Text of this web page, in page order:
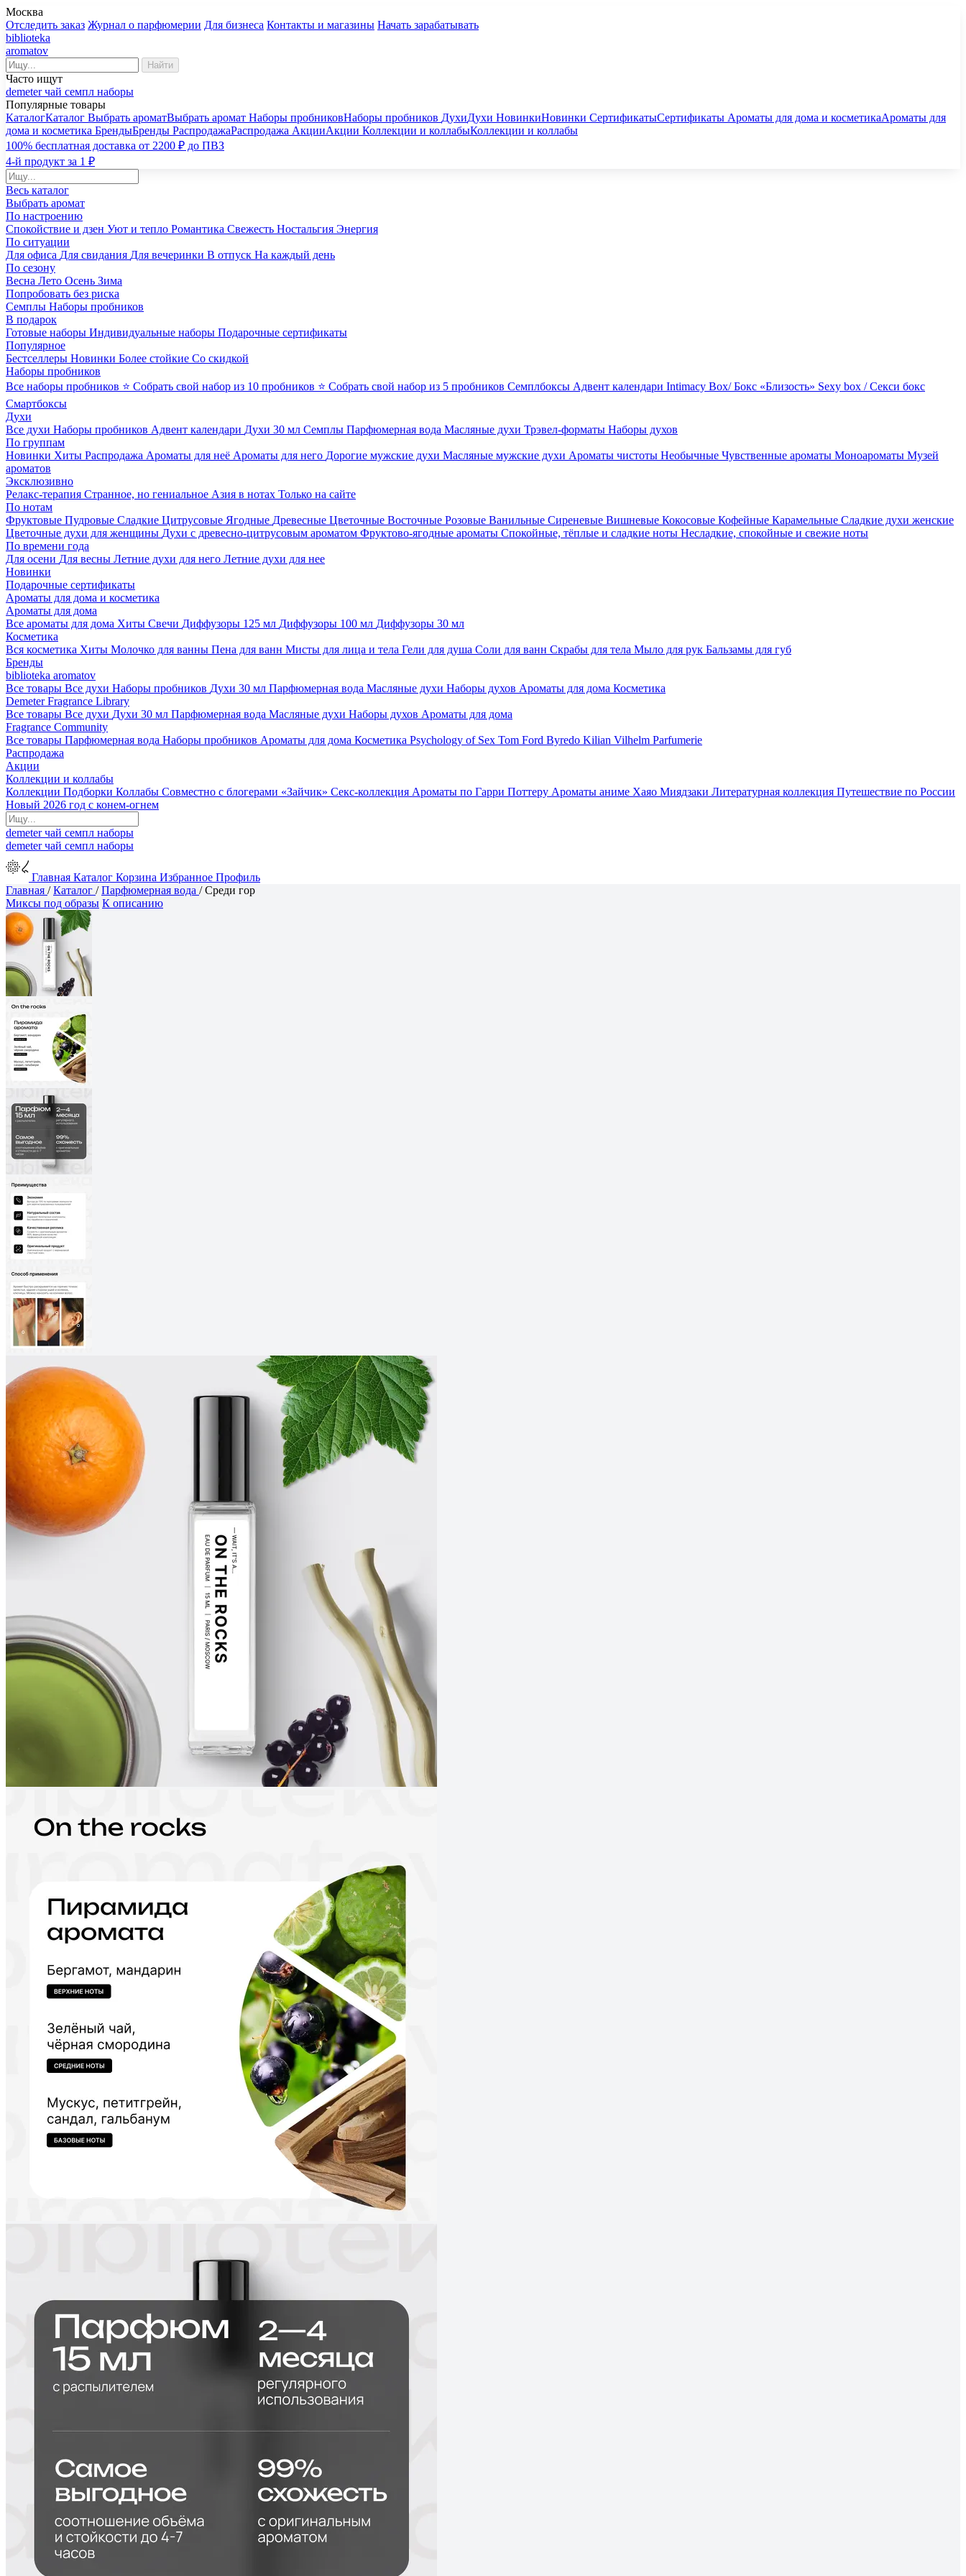
Москва
Отследить заказ Журнал о парфюмерии Для бизнеса Контакты и магазины Начать зарабатывать
biblioteka
aromatov
Найти
Часто ищут
demeterчай семпл наборы
Популярные товары
КаталогКаталог Выбрать ароматВыбрать аромат Наборы пробниковНаборы пробников ДухиДухи НовинкиНовинки СертификатыСертификаты Ароматы для дома и косметикаАроматы для
дома и косметика БрендыБренды РаспродажаРаспродажа АкцииАкции Коллекции и коллабыКоллекции и коллабы
100% бесплатная доставка от 2200 ₽ до ПВЗ
4-й продукт за 1 ₽
Весь каталог
Выбрать аромат
По настроению
Спокойствие и дзен Уют и тепло Романтика Свежесть Ностальгия Энергия
По ситуации
Для офиса Для свидания Для вечеринки В отпуск На каждый день
По сезону
Весна Лето Осень Зима
Попробовать без риска
Семплы Наборы пробников
В подарок
Готовые наборы Индивидуальные наборы Подарочные сертификаты
Популярное
Бестселлеры Новинки Более стойкие Со скидкой
Наборы пробников
Все наборы пробников ⭐ Собрать свой набор из 10 пробников ⭐ Собрать свой набор из 5 пробников Семплбоксы Адвент календари Intimacy Box/ Бокс «Близость» Sexy box / Секси бокс
Смартбоксы
Духи
Все духи Наборы пробников Адвент календари Духи 30 мл Семплы Парфюмерная вода Масляные духи Трэвел-форматы Наборы духов
По группам
Новинки Хиты Распродажа Ароматы для неё Ароматы для него Дорогие мужские духи Масляные мужские духи Ароматы чистоты Необычные Чувственные ароматы Моноароматы Музей
ароматов
Эксклюзивно
Релакс-терапия Странное, но гениальное Азия в нотах Только на сайте
По нотам
Фруктовые Пудровые Сладкие Цитрусовые Ягодные Древесные Цветочные Восточные Розовые Ванильные Сиреневые Вишневые Кокосовые Кофейные Карамельные Сладкие духи женские
Цветочные духи для женщины Духи с древесно-цитрусовым ароматом Фруктово-ягодные ароматы Спокойные, тёплые и сладкие ноты Несладкие, спокойные и свежие ноты
По времени года
Для осени Для весны Летние духи для него Летние духи для нее
Новинки
Подарочные сертификаты
Ароматы для дома и косметика
Ароматы для дома
Все ароматы для дома Хиты Свечи Диффузоры 125 мл Диффузоры 100 мл Диффузоры 30 мл
Косметика
Вся косметика Хиты Молочко для ванны Пена для ванн Мисты для лица и тела Гели для душа Соли для ванн Скрабы для тела Мыло для рук Бальзамы для губ
Бренды
biblioteka aromatov
Все товары Все духи Наборы пробников Духи 30 мл Парфюмерная вода Масляные духи Наборы духов Ароматы для дома Косметика
Demeter Fragrance Library
Все товары Все духи Духи 30 мл Парфюмерная вода Масляные духи Наборы духов Ароматы для дома
Fragrance Community
Все товары Парфюмерная вода Наборы пробников Ароматы для дома Косметика Psychology of Sex Tom Ford Byredo Kilian Vilhelm Parfumerie
Распродажа
Акции
Коллекции и коллабы
Коллекции Подборки Коллабы Совместно с блогерами «Зайчик» Секс-коллекция Ароматы по Гарри Поттеру Ароматы аниме Хаяо Миядзаки Литературная коллекция Путешествие по России
Новый 2026 год с конем-огнем
demeterчай семпл наборы
demeterчай семпл наборы
Главная Каталог Корзина Избранное Профиль
Главная /Каталог /Парфюмерная вода /Среди гор
Миксы под образы К описанию